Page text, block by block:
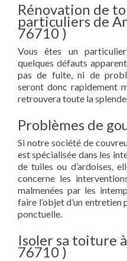
Rénovation de
particuliers de
76710 )
Vous êtes un
quelques défauts
pas de fuite, ni de
seront donc rapidement
retrouvera toute la
Problèmes de
Si notre société de
est spécialisée dans les
de tuiles ou d’ardoises,
concerne les
malmenées par les
faire l’objet d’un entretien
ponctuelle.
Isoler sa toiture
76710 )